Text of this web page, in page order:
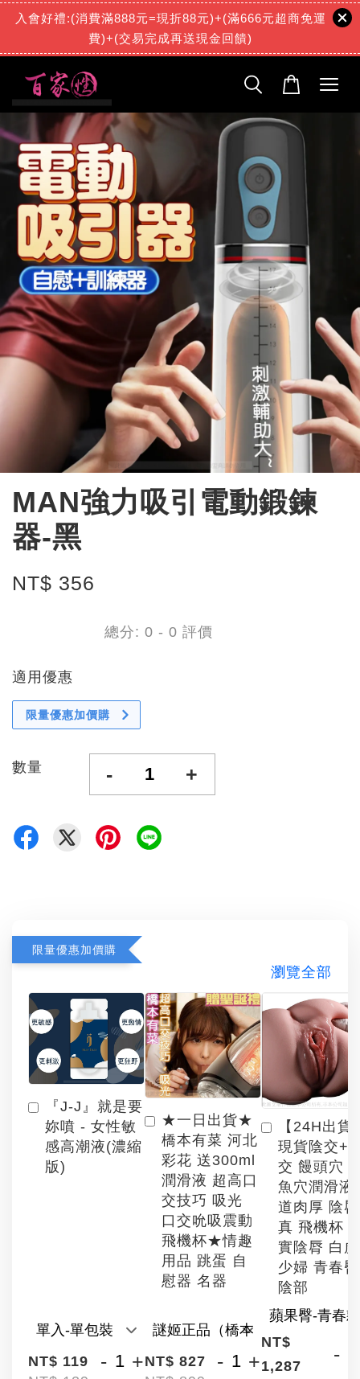
入會好禮:(消費滿888元=現折88元)+(滿666元超商免運
費)+(交易完成再送現金回饋)
MAN強力吸引電動鍛鍊
器-黑
NT$ 356
總分: 0 - 0 評價
適用優惠
限量優惠加價購
數量 - +
限量優惠加價購
瀏覽全部
『J-J』就是要
妳噴 - 女性敏
感高潮液(濃縮
版)
NT$ 119
- +
★一日出貨★
橋本有菜 河北
彩花 送300ml
潤滑液 超高口
交技巧 吸光
口交吮吸震動
飛機杯★情趣
用品 跳蛋 自
慰器 名器
NT$ 827
- +
【24H出貨
現貨陰交+
交 饅頭穴
魚穴潤滑液
道肉厚 陰
真 飛機杯
實陰脣 白
少婦 青春臀
陰部
NT$
1,287
-